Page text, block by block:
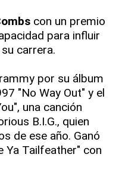
con un premio
para influir
carrera.
por su álbum
"No Way Out" y el
una canción
B.I.G., quien
de ese año. Ganó
Ya Tailfeather" con